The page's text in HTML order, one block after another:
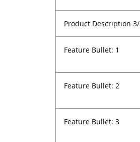
Product Description
Feature Bullet: 1
Feature Bullet: 2
Feature Bullet: 3